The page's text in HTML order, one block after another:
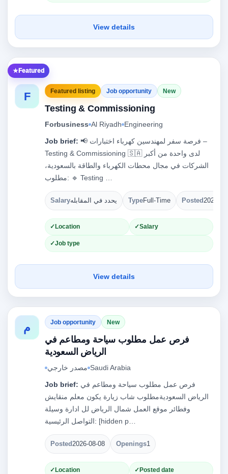
View details
Featured
F Featured listing Job opportunity New
Testing & Commissioning
Forbusiness Al Riyadh Engineering
Job brief: 📢 فرصة سفر لمهندسين كهرباء اختبارات –
Testing & Commissioning 🇸🇦 لدى واحدة من أكبر
الشركات في مجال محطات الكهرباء والطاقة بالسعودية،
مطلوب: 🔹 Testing …
Salaryيحدد في المقابله TypeFull-Time Posted2026-
Location Salary
Job type
View details
م Job opportunity New
فرص عمل مطلوب سياحة ومطاعم في
الرياض السعودية
مصدر خارجي Saudi Arabia
Job brief:
الرياض السعوديةمطلوب شاب زيارة يكون معلم منقايش
وفطائر موقع العمل شمال الرياض لل ادارة وسيلة
التواصل الرئيسية: [hidden p…
Posted2026-08-08 Openings1
Location Posted date